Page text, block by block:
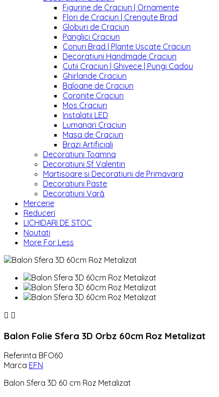
Figurine de Craciun | Ornamente
Flori de Craciun | Crengute Brad
Globuri de Craciun
Panglici Craciun
Conuri Brad | Plante Uscate Craciun
Decoratiuni Handmade Craciun
Cutii Craciun | Ghivece | Pungi Cadou
Ghirlande Craciun
Baloane de Craciun
Coronite Craciun
Mos Craciun
Instalatii LED
Lumanari Craciun
Masa de Craciun
Brazi Artificiali
Decoratiuni Toamna
Decoratiuni Sf Valentin
Martisoare si Decoratiuni de Primavara
Decoratiuni Paste
Decoratiuni Vară
Mercerie
Reduceri
LICHIDARI DE STOC
Noutati
More For Less
 
Balon Folie Sfera 3D Orbz 60cm Roz Metalizat
Referinta BFO60
Marca EFN
Balon Sfera 3D 60 cm Roz Metalizat